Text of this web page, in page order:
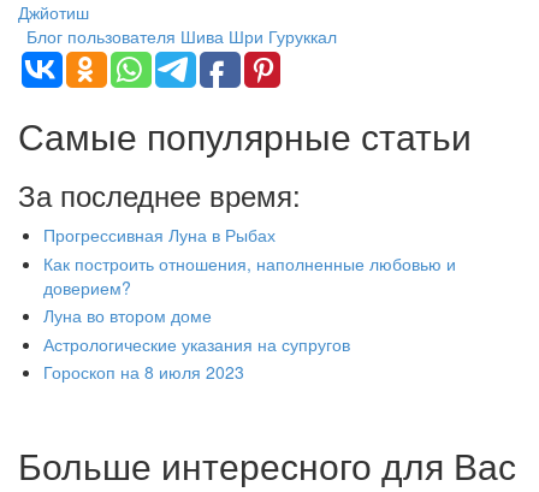
Джйотиш
Блог пользователя Шива Шри Гуруккал
Самые популярные статьи
За последнее время:
Прогрессивная Луна в Рыбах
Как построить отношения, наполненные любовью и
доверием?
Луна во втором доме
Астрологические указания на супругов
Гороскоп на 8 июля 2023
Больше интересного для Вас